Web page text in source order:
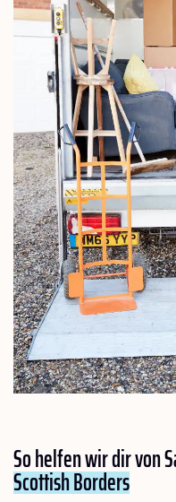
So helfen wir dir von
Scottish Borders